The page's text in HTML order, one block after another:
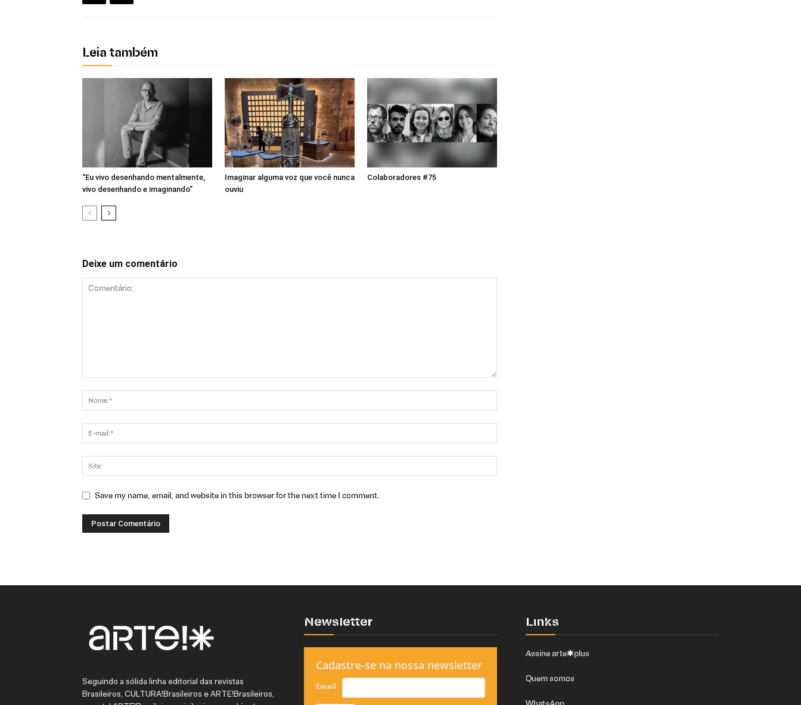
Leia também
“Eu vivo desenhando mentalmente,
vivo desenhando e imaginando”
Imaginar alguma voz que você nunca
ouviu
Colaboradores #75
Deixe um comentário
Save my name, email, and website in this browser for the next time I comment.
Seguindo a sólida linha editorial das revistas
Brasileiros, CULTURA!Brasileiros e ARTE!Brasileiros,
Newsletter
Cadastre-se na nossa newsletter
Email
Links
Assine arte✱plus
Quem somos